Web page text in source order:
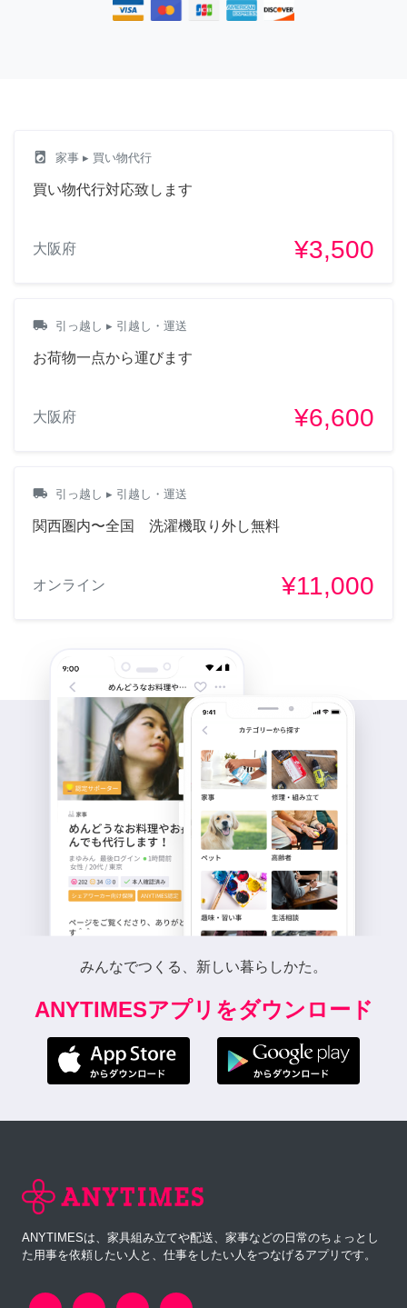
local_laundry_service 家事 ▸ 買い物代行
買い物代行対応致します
大阪府 ¥3,500
local_shipping 引っ越し ▸ 引越し・運送
お荷物一点から運びます
大阪府 ¥6,600
local_shipping 引っ越し ▸ 引越し・運送
関西圏内〜全国 洗濯機取り外し無料
オンライン ¥11,000
みんなでつくる、新しい暮らしかた。
ANYTIMESアプリをダウンロード
ANYTIMESは、家具組み立てや配送、家事などの日常のちょっとし
た用事を依頼したい人と、仕事をしたい人をつなげるアプリです。